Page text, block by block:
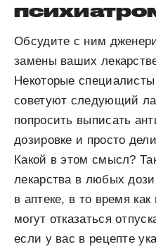
Обсудите с ним
замены ваших
Некоторые
советуют следующий
попросить выписать
дозировке и просто
Какой в этом смысл?
лекарства в любых
в аптеке, в то время
могут отказаться
если у вас в рецепте